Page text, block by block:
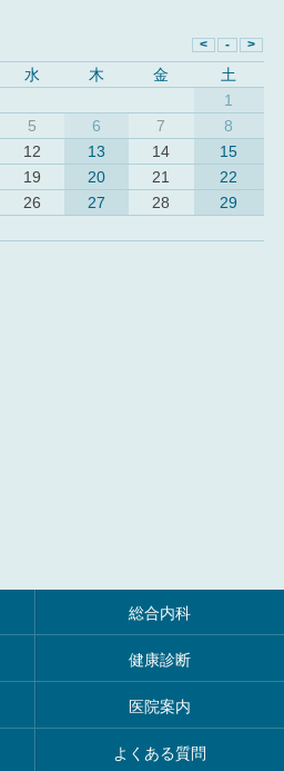
水 木 金
土
1
5 6 7
8
12 13 14
15
19 20 21
22
26 27 28
29
総合内科
健康診断
医院案内
よくある質問